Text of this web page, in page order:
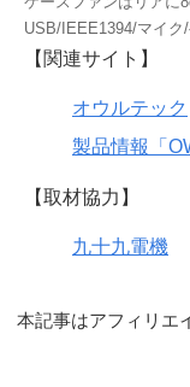
USB/IEEE1394/マイク
【関連サイト】
オウルテック
製品情報「
【取材協力】
九十九電機
本記事はアフィリエ